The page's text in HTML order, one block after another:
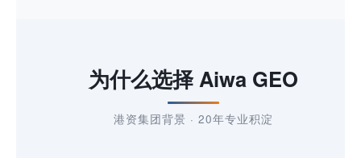
为什么选择 Aiwa GEO
港资集团背景 · 20年专业积淀